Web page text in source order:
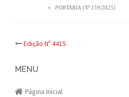
PORTARIA (Nº 159/2025)
Post
navigation
Edição Nº 4415
MENU
Página Inicial